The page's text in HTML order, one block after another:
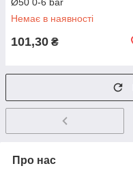
Немає в наявності
101,30 ₴
Про нас